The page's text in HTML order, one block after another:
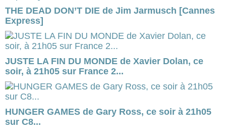
THE DEAD DON’T DIE de Jim Jarmusch [Cannes
Express]
JUSTE LA FIN DU MONDE de Xavier Dolan, ce
soir, à 21h05 sur France 2...
HUNGER GAMES de Gary Ross, ce soir à 21h05
sur C8...